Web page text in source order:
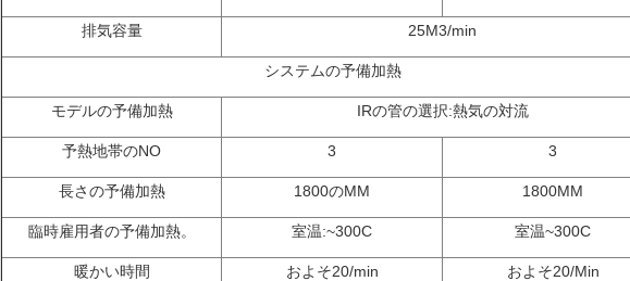
排気容量 25M3/min
システムの予備加熱
モデルの予備加熱 IRの管の選択:熱気の対流
予熱地帯のNO 3 3
長さの予備加熱 1800のMM 1800MM
臨時雇用者の予備加熱。 室温:~300C 室温~300C
暖かい時間 およそ20/min およそ20/Min